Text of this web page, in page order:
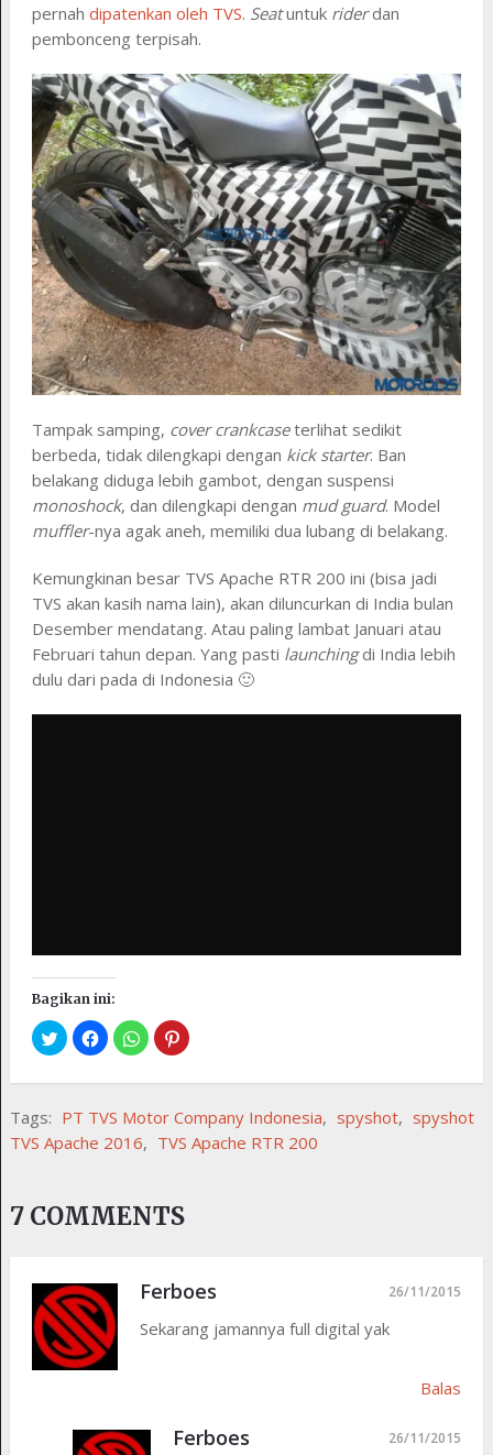
pernah dipatenkan oleh TVS. Seatuntuk riderdan
pembonceng terpisah.
Tampak samping, cover crankcaseterlihat sedikit
berbeda, tidak dilengkapi dengan kick starter. Ban
belakang diduga lebih gambot, dengan suspensi
monoshock, dan dilengkapi dengan mud guard. Model
muffler-nya agak aneh, memiliki dua lubang di belakang.
Kemungkinan besar TVS Apache RTR 200 ini (bisa jadi
TVS akan kasih nama lain), akan diluncurkan di India bulan
Desember mendatang. Atau paling lambat Januari atau
Februari tahun depan. Yang pasti launchingdi India lebih
dulu dari pada di Indonesia 🙂
Bagikan ini:
Tags: PT TVS Motor Company Indonesia, spyshot, spyshot
TVS Apache 2016, TVS Apache RTR 200
7 COMMENTS
Ferboes 26/11/2015
Sekarang jamannya full digital yak
Balas
Ferboes 26/11/2015